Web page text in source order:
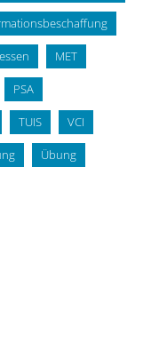
MET
PSA
TUIS VCI
Übung